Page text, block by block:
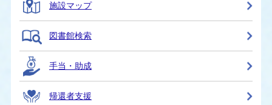
施設マップ
図書館検索
手当・助成
帰還者支援